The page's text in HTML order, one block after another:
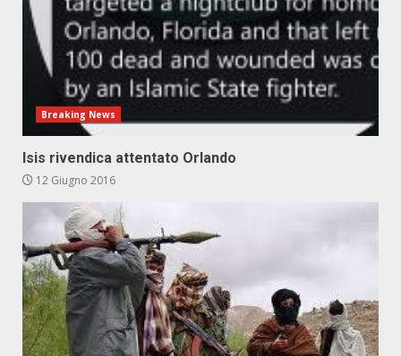
Breaking News
Isis rivendica attentato Orlando
12 Giugno 2016